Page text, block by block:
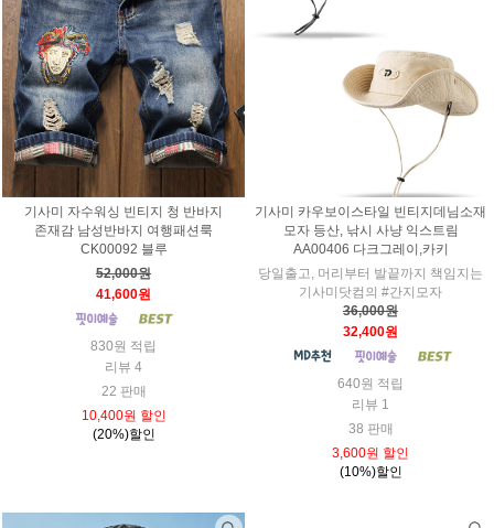
기사미 자수워싱 빈티지 청 반바지
존재감 남성반바지 여행패션룩
CK00092 블루
52,000원
41,600원
830원 적립
리뷰 4
22 판매
10,400원 할인
(20%)할인
기사미 카우보이스타일 빈티지데님소재
모자 등산, 낚시 사냥 익스트림
AA00406 다크그레이,카키
당일출고, 머리부터 발끝까지 책임지는
기사미닷컴의 #간지모자
36,000원
32,400원
640원 적립
리뷰 1
38 판매
3,600원 할인
(10%)할인